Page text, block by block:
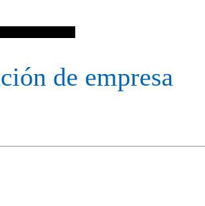
de empresa
de empresa